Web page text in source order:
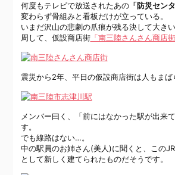
何度もテレビで放送されたあの「防災センタ
変わらず骨組みと看板だけが立っている。
いまだ沢山の悲劇の爪痕が残る決して大き
周して、仮設商店街「南三陸さんさん商店街
震災から2年、平日の仮設商店街は人もまば
メンバー曰く、「前にはなかった駅が出来
す。
でも線路はない…。
中の駅員のお姉さん(美人)に聞くと、この
として新しく建てられたものだそうです。